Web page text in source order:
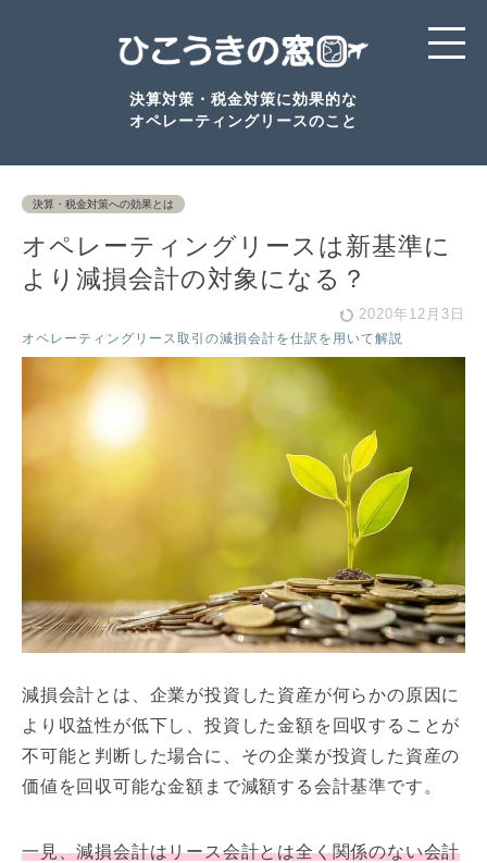
決算対策・税金対策に効果的な
オペレーティングリースのこと
決算・税金対策への効果とは
オペレーティングリースは新基準に
より減損会計の対象になる？
2020年12月3日
オペレーティングリース取引の減損会計を仕訳を用いて解説
減損会計とは、企業が投資した資産が何らかの原因に
より収益性が低下し、投資した金額を回収することが
不可能と判断した場合に、その企業が投資した資産の
価値を回収可能な金額まで減額する会計基準です。
一見、減損会計はリース会計とは全く関係のない会計